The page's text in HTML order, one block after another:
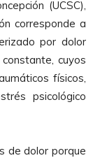
(UCSC),
corresponde a
por dolor
cuyos
físicos,
psicológico
de dolor porque